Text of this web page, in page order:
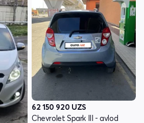
62 150 920 UZS
Chevrolet Spark III - avlod